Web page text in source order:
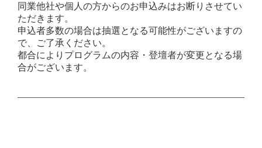
同業他社や個人の方からのお申込みはお断りさせてい
ただきます。
申込者多数の場合は抽選となる可能性がございますの
で、ご了承ください。
都合によりプログラムの内容・登壇者が変更となる場
合がございます。